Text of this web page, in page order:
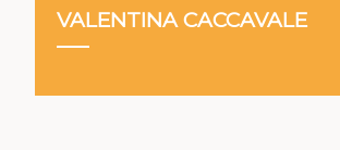
VALENTINA CACCAVALE